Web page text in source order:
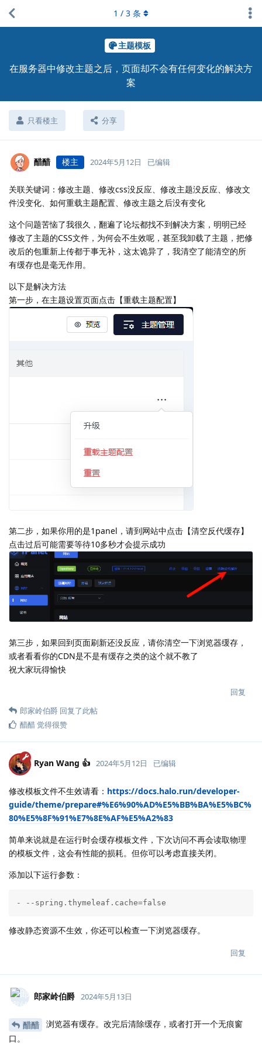
主题模板
在服务器中修改主题之后，页面却不会有任何变化的解决方
案
只看楼主 分享
1 / 3 条
醋醋 楼主 2024年5月12日 已编辑
关联关键词：修改主题、修改css没反应、修改主题没反应、修改文
件没变化、如何重载主题配置、修改主题之后没有变化
这个问题苦恼了我很久，翻遍了论坛都找不到解决方案，明明已经
修改了主题的CSS文件，为何会不生效呢，甚至我卸载了主题，把修
改后的包重新上传都于事无补，这太诡异了，我清空了能清空的所
有缓存也是毫无作用。
以下是解决方法
第一步，在主题设置页面点击【重载主题配置】
第二步，如果你用的是1panel，请到网站中点击【清空反代缓存】
点击过后可能需要等待10多秒才会提示成功
第三步，如果回到页面刷新还没反应，请你清空一下浏览器缓存，
或者看看你的CDN是不是有缓存之类的这个就不教了
祝大家玩得愉快
回复
郎家岭伯爵 回复了此帖
醋醋觉得很赞
Ryan Wang 👍 2024年5月12日 已编辑
修改模板文件不生效请看： https://docs.halo.run/developer-
guide/theme/prepare#%E6%90%AD%E5%BB%BA%E5%BC%
80%E5%8F%91%E7%8E%AF%E5%A2%83
简单来说就是在运行时会缓存模板文件，下次访问不再会读取物理
的模板文件，这会有性能的损耗。但你可以考虑直接关闭。
添加以下运行参数：
- --spring.thymeleaf.cache=false
修改静态资源不生效，你还可以检查一下浏览器缓存。
回复
郎家岭伯爵 2024年5月13日
醋醋
浏览器有缓存。改完后清除缓存，或者打开一个无痕窗
口。